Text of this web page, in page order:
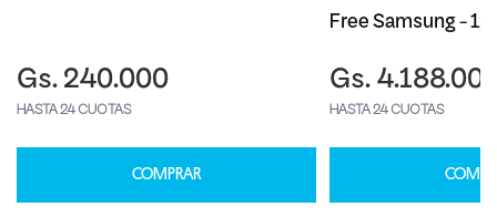
Gs. 240.000
HASTA 24 CUOTAS
COMPRAR
Free Samsung -
Gs.
HASTA 24 CUOTAS